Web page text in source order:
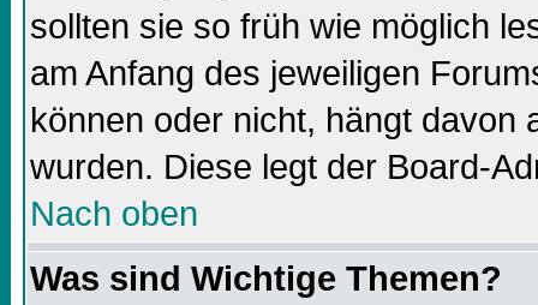
sollten sie so früh wie möglich
am Anfang des jeweiligen
können oder nicht, hängt davon
wurden. Diese legt der Board-
Nach oben
Was sind Wichtige Themen?